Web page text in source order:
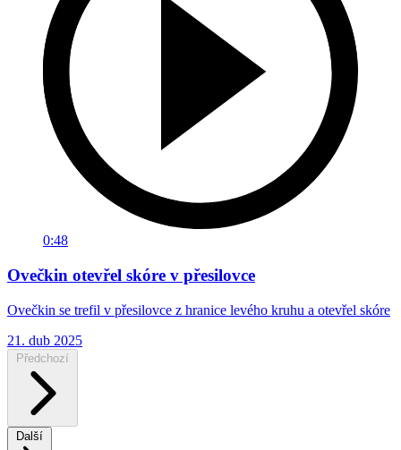
0:48
Ovečkin otevřel skóre v přesilovce
Ovečkin se trefil v přesilovce z hranice levého kruhu a otevřel skóre
21. dub 2025
Předchozí
Další